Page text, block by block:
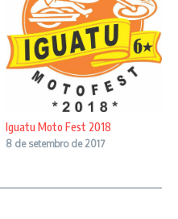
Iguatu Moto Fest 2018
8 de setembro de 2017